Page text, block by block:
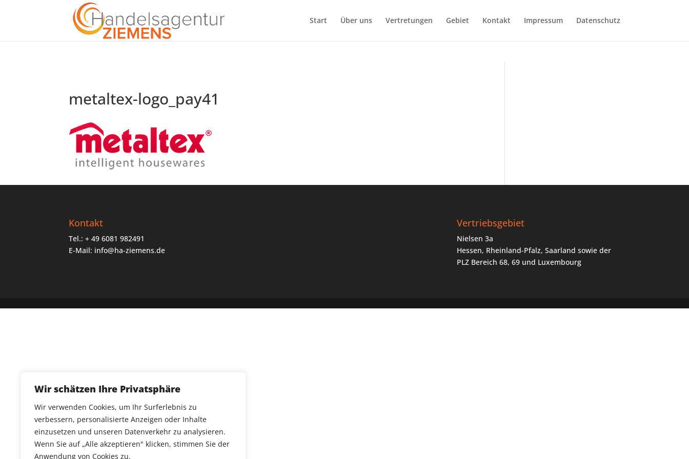
Wir schätzen Ihre Privatsphäre
Wir verwenden Cookies, um Ihr Surferlebnis zu
verbessern, personalisierte Anzeigen oder Inhalte
einzusetzen und unseren Datenverkehr zu analysieren.
Wenn Sie auf „Alle akzeptieren" klicken, stimmen Sie der
Anwendung von Cookies zu.
Start Über uns Vertretungen Gebiet Kontakt Impressum Datenschutz
metaltex-logo_pay41
Kontakt
Tel.: + 49 6081 982491
E-Mail: info@ha-ziemens.de
Vertriebsgebiet
Nielsen 3a
Hessen, Rheinland-Pfalz, Saarland sowie der
PLZ Bereich 68, 69 und Luxembourg